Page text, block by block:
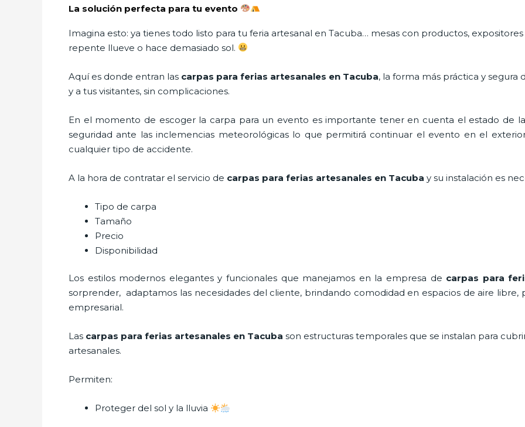
La solución perfecta para tu evento
Imagina esto: ya tienes todo listo para tu feria artesanal en Tacuba… mesas con productos,
repente llueve o hace demasiado sol.
Aquí es donde entran las carpas para ferias artesanales en Tacuba, la forma más práctica y
y a tus visitantes, sin complicaciones.
En el momento de escoger la carpa para un evento es importante tener en cuenta el estado de
seguridad ante las inclemencias meteorológicas lo que permitirá continuar el evento en el
cualquier tipo de accidente.
A la hora de contratar el servicio de carpas para ferias artesanales en Tacuba y su instalación es
Tipo de carpa
Tamaño
Precio
Disponibilidad
Los estilos modernos elegantes y funcionales que manejamos en la empresa de carpas para
sorprender, adaptamos las necesidades del cliente, brindando comodidad en espacios de aire
empresarial.
Las carpas para ferias artesanales en Tacuba son estructuras temporales que se instalan para
artesanales.
Permiten:
Proteger del sol y la lluvia